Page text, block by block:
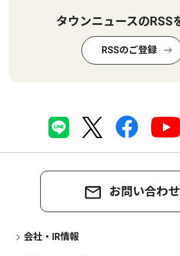
タウンニュースのRSS
RSSのご登録
お問い合わせ
会社・IR情報